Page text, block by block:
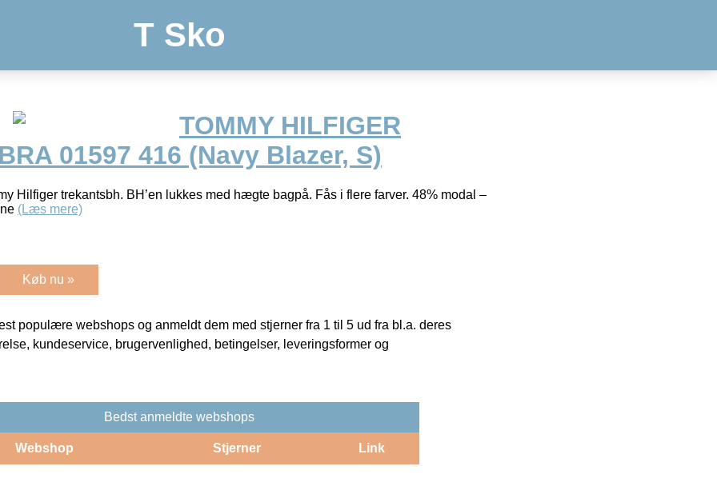
T Sko
TOMMY HILFIGER
01597 416 (Navy Blazer, S)
Hilfiger trekantsbh. BH’en lukkes med hægte bagpå. Fås i flere farver. 48% modal –
(Læs mere)
Køb nu »
populære webshops og anmeldt dem med stjerner fra 1 til 5 ud fra bl.a. deres
kundeservice, brugervenlighed, betingelser, leveringsformer og
Bedst anmeldte webshops
Webshop Stjerner Link